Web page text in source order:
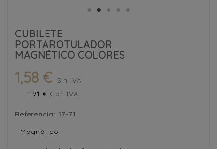
CUBILETE
PORTAROTULADOR
MAGNÉTICO COLORES
1,58 € Sin IVA
1,91 € Con IVA
Referencia: 17-71
- Magnético